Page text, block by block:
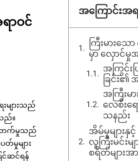
ာဝင်
များသည်
ည်။
းတက်မှုသည်
မှုများ
င်ဆင်ရန်
အကြောင်းအရ
ကြီးမားသေ
မှာ လှောင်
အကြွင်းပ
ခြင်း၏
အကြီးမ
လေစီးရ
သနည်း
အိမ်မှုများ
လူကြီးမင်းမ
စရိတ်များအ